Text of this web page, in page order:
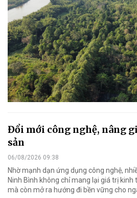
Đổi mới công nghệ, nâng
sản
06/08/2026 09:38
Nhờ mạnh dạn ứng dụng công nghệ,
Ninh Bình không chỉ mang lại giá trị
mà còn mở ra hướng đi bền vững cho